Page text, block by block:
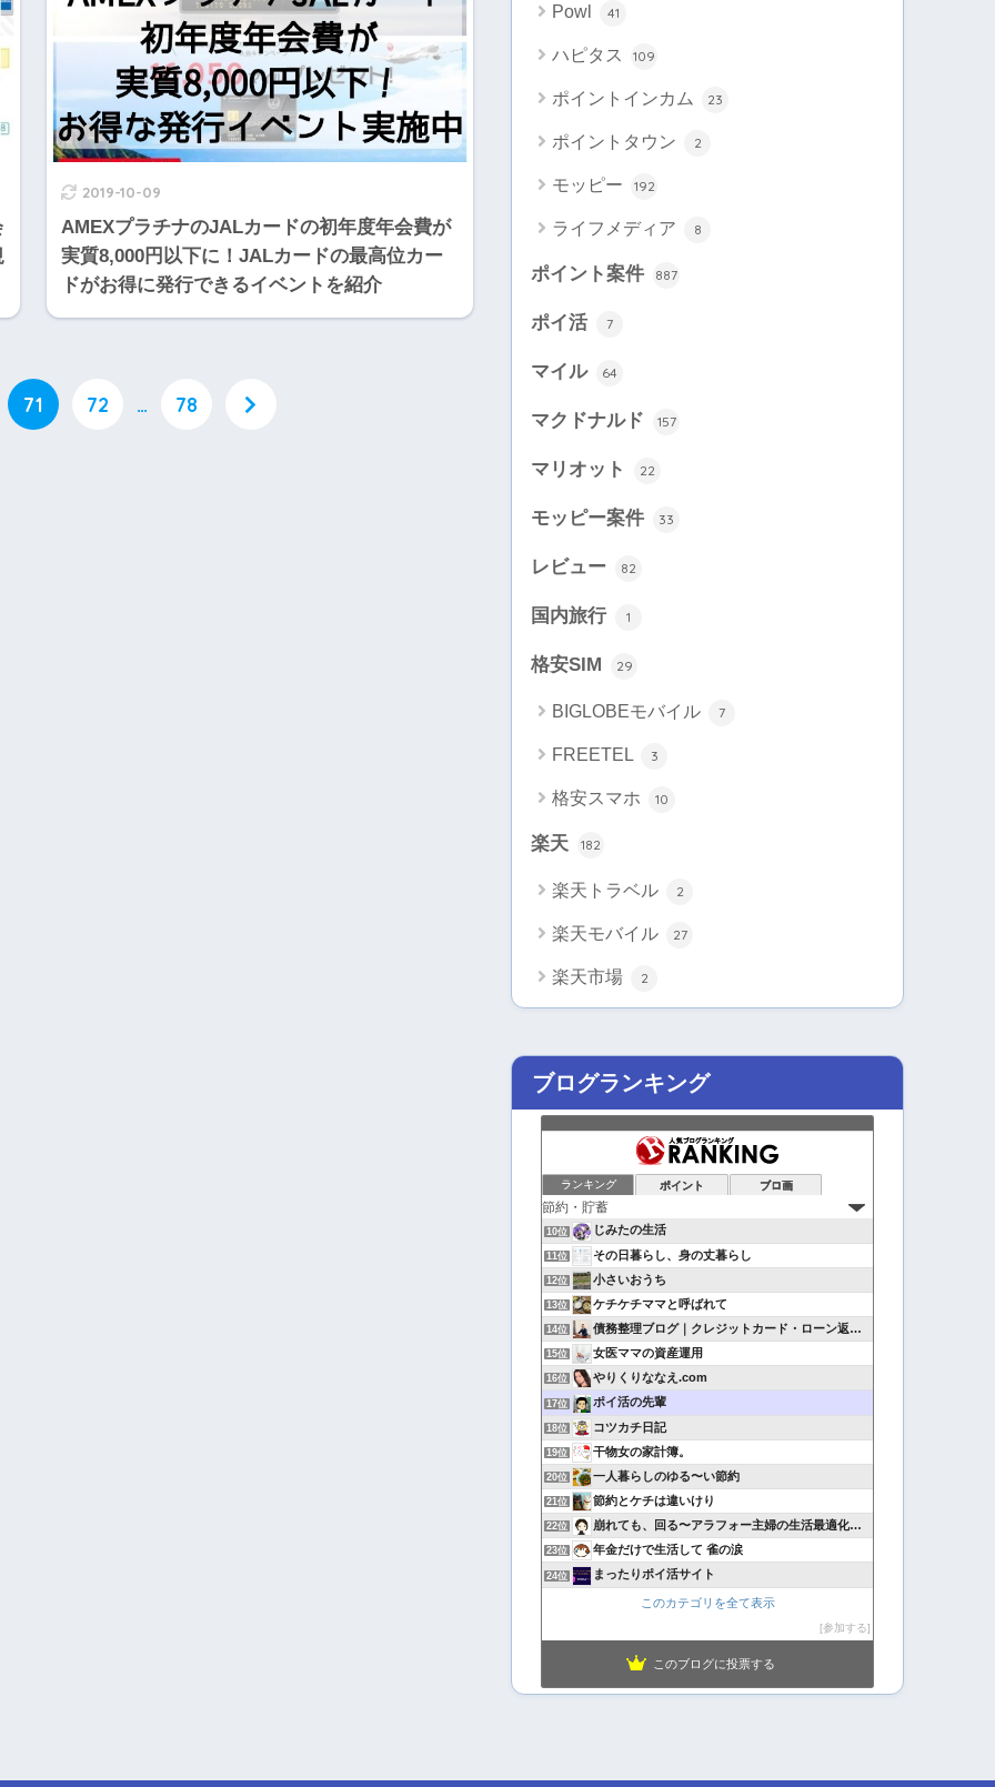
2019-10-09
AMEXプラチナのJALカードの初年度年会費が
実質8,000円以下に！JALカードの最高位カー
ドがお得に発行できるイベントを紹介
71 72 … 78
Powl 41
ハピタス 109
ポイントインカム 23
ポイントタウン 2
モッピー 192
ライフメディア 8
ポイント案件 887
ポイ活 7
マイル 64
マクドナルド 157
マリオット 22
モッピー案件 33
レビュー 82
国内旅行 1
格安SIM 29
BIGLOBEモバイル 7
FREETEL 3
格安スマホ 10
楽天 182
楽天トラベル 2
楽天モバイル 27
楽天市場 2
ブログランキング
ランキング ポイント ブロ画
10位 じみたの生活
11位 その日暮らし、身の丈暮らし
12位 小さいおうち
13位 ケチケチママと呼ばれて
14位 債務整理ブログ｜クレジットカード・ローン返済で悩んでいる方へ
15位 女医ママの資産運用
16位 やりくりななえ.com
17位 ポイ活の先輩
18位 コツカチ日記
19位 干物女の家計簿。
20位 一人暮らしのゆる〜い節約
21位 節約とケチは違いけり
22位 崩れても、回る〜アラフォー主婦の生活最適化日記
23位 年金だけで生活して 雀の涙
24位 まったりポイ活サイト
このカテゴリを全て表示
参加する
このブログに投票する